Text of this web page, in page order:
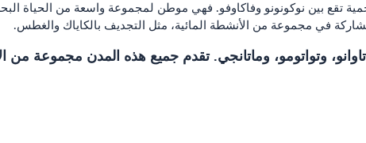
تقع بين نوكونونو وفاكاوفو. فهي موطن لمجموعة واسعة من الحياة
في مجموعة من الأنشطة المائية، مثل التجديف بالكاياك والغطس.
وتواتومو، وماتانجي. تقدم جميع هذه المدن مجموعة من